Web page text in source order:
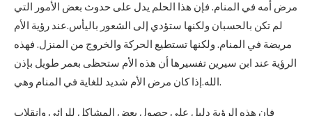
مرض أمه في المنام. فإن هذا الحلم يدل على حدوث بعض الأمور التي
لم تكن بالحسبان ولكنها ستؤدي إلى الشعور باليأس.عند رؤية الأم
مريضة في المنام. ولكنها تستطيع الحركة والخروج من المنزل. فهذه
الرؤية عند ابن سيرين تفسيرها أن هذه الأم ستحظى بعمر طويل بإذن
الله.إذا كان مرض الأم شديد للغاية في المنام وهي.
فإن هذه الرؤية دليل على حصول بعض المشاكل للرائي وانقلاب